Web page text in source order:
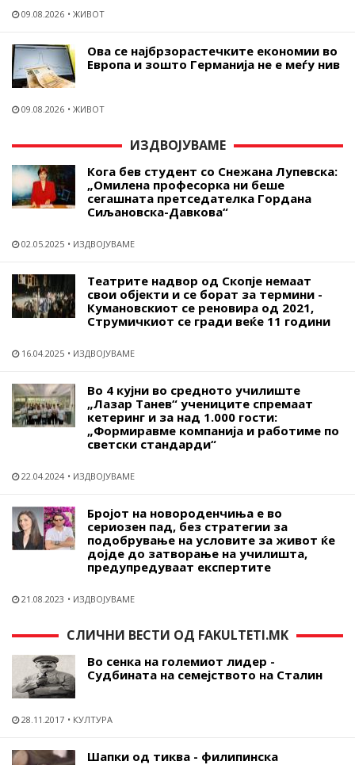
09.08.2026 ЖИВОТ
Ова се најбрзорастечките економии во
Европа и зошто Германија не е меѓу нив
09.08.2026 ЖИВОТ
ИЗДВОЈУВАМЕ
Кога бев студент со Снежана Лупевска:
„Омилена професорка ни беше
сегашната претседателка Гордана
Сиљановска-Давкова“
02.05.2025 ИЗДВОЈУВАМЕ
Театрите надвор од Скопје немаат
свои објекти и се борат за термини -
Кумановскиот се реновира од 2021,
Струмичкиот се гради веќе 11 години
16.04.2025 ИЗДВОЈУВАМЕ
Во 4 кујни во средното училиште
„Лазар Танев“ учениците спремаат
кетеринг и за над 1.000 гости:
„Формиравме компанија и работиме по
светски стандарди“
22.04.2024 ИЗДВОЈУВАМЕ
Бројот на новороденчиња е во
сериозен пад, без стратегии за
подобрување на условите за живот ќе
дојде до затворање на училишта,
предупредуваат експертите
21.08.2023 ИЗДВОЈУВАМЕ
СЛИЧНИ ВЕСТИ ОД FAKULTETI.MK
Во сенка на големиот лидер -
Судбината на семејството на Сталин
28.11.2017 КУЛТУРА
Шапки од тиква - филипинска